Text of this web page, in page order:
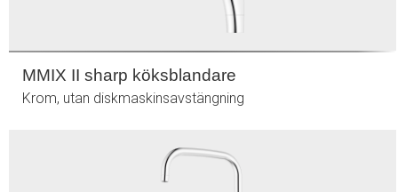
MMIX II sharp köksblandare
Krom, utan diskmaskinsavstängning